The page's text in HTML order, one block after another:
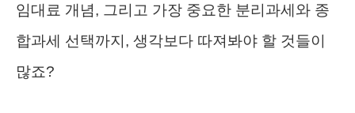
임대료 개념, 그리고 가장 중요한 분리과세와 종
합과세 선택까지, 생각보다 따져봐야 할 것들이
많죠?